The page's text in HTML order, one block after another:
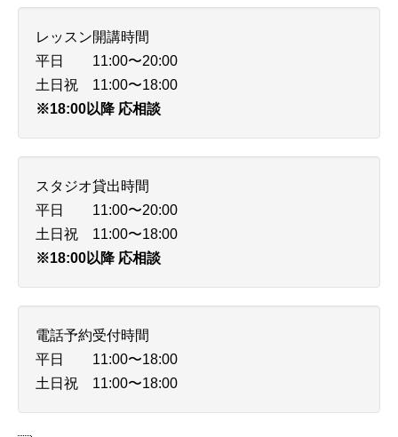
レッスン開講時間
平日 11:00〜20:00
土日祝 11:00〜18:00
※18:00以降 応相談
スタジオ貸出時間
平日 11:00〜20:00
土日祝 11:00〜18:00
※18:00以降 応相談
電話予約受付時間
平日 11:00〜18:00
土日祝 11:00〜18:00